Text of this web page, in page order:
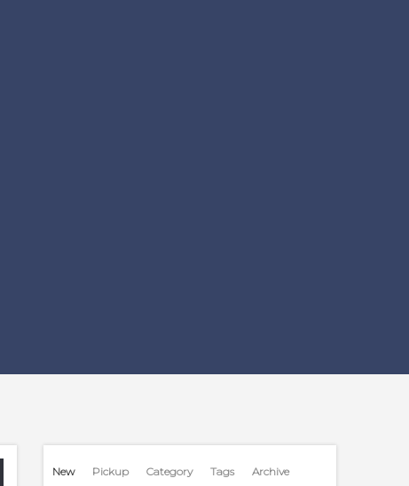
New Pickup Category Tags Archive